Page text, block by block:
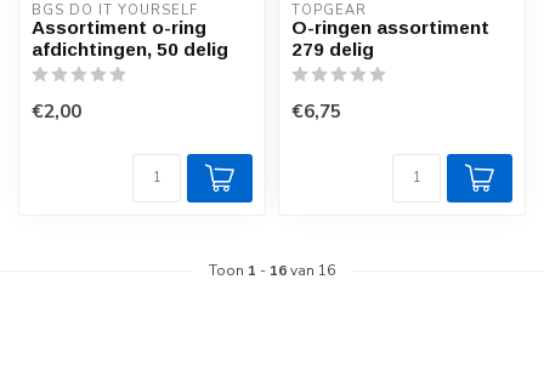
BGS DO IT YOURSELF
Assortiment o-ring
afdichtingen, 50 delig
€2,00
TOPGEAR
O-ringen assortiment
279 delig
€6,75
Toon 1 - 16van 16